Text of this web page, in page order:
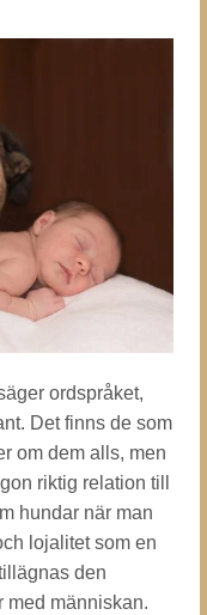
ordspråket,
Det finns de som
om dem alls, men
riktig relation till
hundar när man
lojalitet som en
den
med människan.